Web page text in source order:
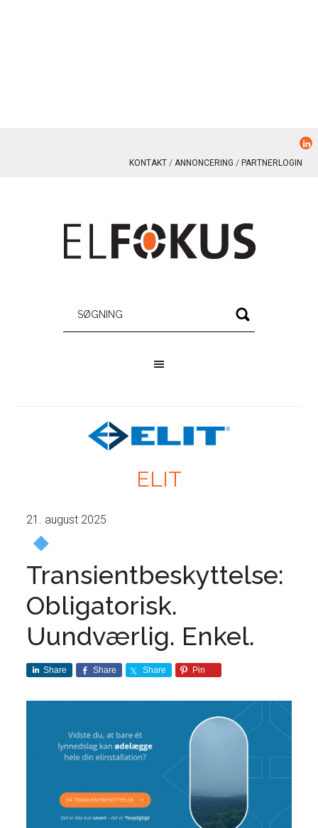
KONTAKT ANNONCERING PARTNERLOGIN
ELIT
21. august 2025
Transientbeskyttelse:
Obligatorisk.
Uundværlig. Enkel.
Share Share Share Pin